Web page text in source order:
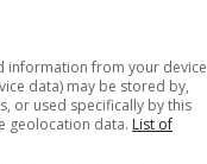
information from your device
data) may be stored by,
or used specifically by this
geolocation data. List of